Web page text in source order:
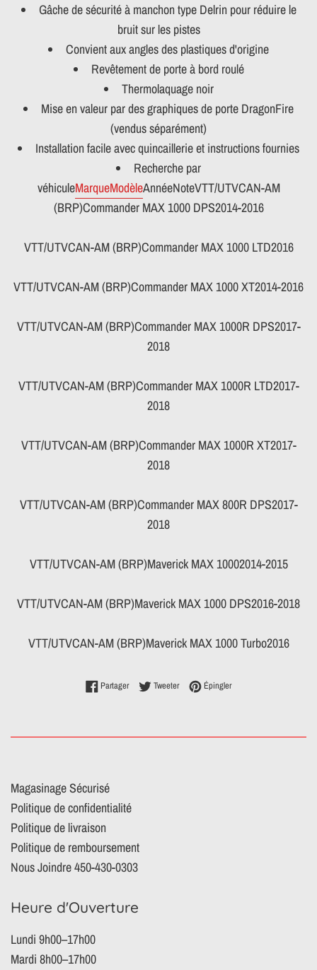
Gâche de sécurité à manchon type Delrin pour réduire le
bruit sur les pistes
Convient aux angles des plastiques d'origine
Revêtement de porte à bord roulé
Thermolaquage noir
Mise en valeur par des graphiques de porte DragonFire
(vendus séparément)
Installation facile avec quincaillerie et instructions fournies
Recherche par
véhiculeMarqueModèleAnnéeNoteVTT/UTVCAN-AM
(BRP)Commander MAX 1000 DPS2014-2016
VTT/UTVCAN-AM (BRP)Commander MAX 1000 LTD2016
VTT/UTVCAN-AM (BRP)Commander MAX 1000 XT2014-2016
VTT/UTVCAN-AM (BRP)Commander MAX 1000R DPS2017-
2018
VTT/UTVCAN-AM (BRP)Commander MAX 1000R LTD2017-
2018
VTT/UTVCAN-AM (BRP)Commander MAX 1000R XT2017-
2018
VTT/UTVCAN-AM (BRP)Commander MAX 800R DPS2017-
2018
VTT/UTVCAN-AM (BRP)Maverick MAX 10002014-2015
VTT/UTVCAN-AM (BRP)Maverick MAX 1000 DPS2016-2018
VTT/UTVCAN-AM (BRP)Maverick MAX 1000 Turbo2016
PartagerPartager sur Facebook
TweeterTweeter sur Twitter
ÉpinglerÉpingler sur Pinterest
Magasinage Sécurisé
Politique de confidentialité
Politique de livraison
Politique de remboursement
Nous Joindre 450-430-0303
Heure d'Ouverture
Lundi 9h00–17h00
Mardi 8h00–17h00